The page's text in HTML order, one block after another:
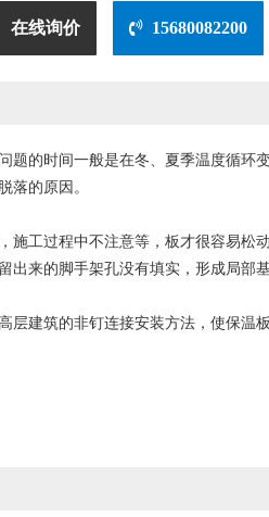
在线询价 15680082200
的时间一般是在冬、夏季温度循环
落的原因。
工过程中不注意等，板才很容易松
来的脚手架孔没有填实，形成局部
建筑的非钉连接安装方法，使保温